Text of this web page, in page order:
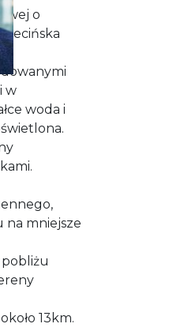
o
w
woda i
na mniejsze
13km.